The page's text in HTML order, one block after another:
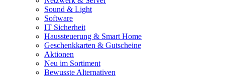
Sound & Light
Software
IT Sicherheit
Haussteuerung & Smart Home
Geschenkkarten & Gutscheine
Aktionen
Neu im Sortiment
Bewusste Alternativen